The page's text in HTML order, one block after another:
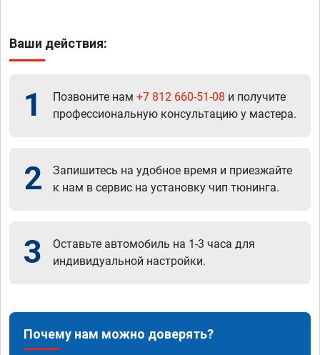
Ваши действия:
1 Позвоните нам +7 812 660-51-08 и получите
профессиональную консультацию у мастера.
2
Запишитесь на удобное время и приезжайте
к нам в сервис на установку чип тюнинга.
3
Оставьте автомобиль на 1-3 часа для
индивидуальной настройки.
Почему нам можно доверять?